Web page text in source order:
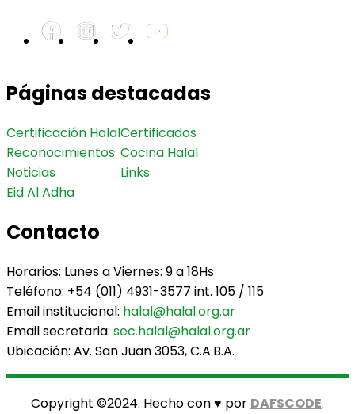
Páginas destacadas
Certificación Halal
Reconocimientos
Noticias
Eid Al Adha
Certificados
Cocina Halal
Links
Contacto
Horarios: Lunes a Viernes: 9 a 18Hs
Teléfono: +54 (011) 4931-3577 int. 105 / 115
Email institucional: halal@halal.org.ar
Email secretaria: sec.halal@halal.org.ar
Ubicación: Av. San Juan 3053, C.A.B.A.
Copyright ©2024. Hecho con ♥ por DAFSCODE.